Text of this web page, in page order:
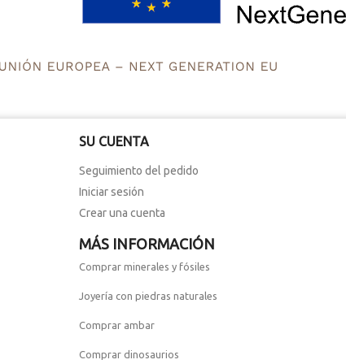
SU CUENTA
Seguimiento del pedido
Iniciar sesión
Crear una cuenta
MÁS INFORMACIÓN
Comprar minerales y fósiles
Joyería con piedras naturales
Comprar ambar
Comprar dinosaurios